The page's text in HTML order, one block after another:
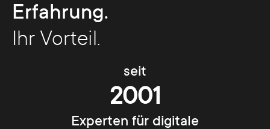
Erfahrung.
Ihr Vorteil.
seit
2001
Experten für digitale